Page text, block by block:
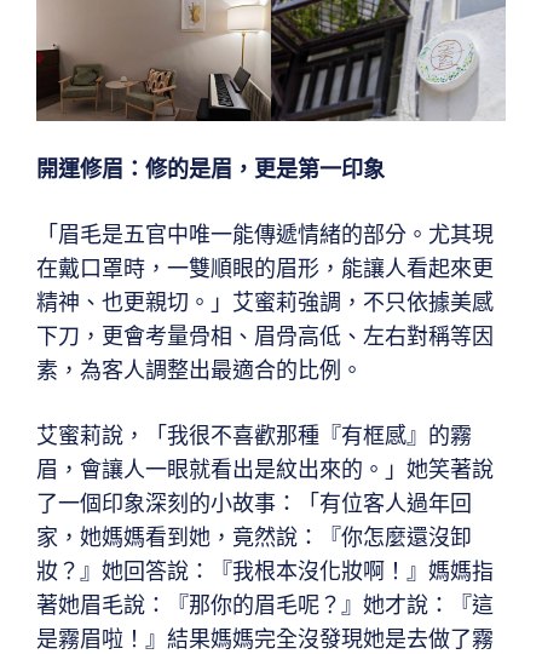
開運修眉：修的是眉，更是第一印象
「眉毛是五官中唯一能傳遞情緒的部分。尤其現
在戴口罩時，一雙順眼的眉形，能讓人看起來更
精神、也更親切。」艾蜜莉強調，不只依據美感
下刀，更會考量骨相、眉骨高低、左右對稱等因
素，為客人調整出最適合的比例。
艾蜜莉說，「我很不喜歡那種『有框感』的霧
眉，會讓人一眼就看出是紋出來的。」她笑著說
了一個印象深刻的小故事：「有位客人過年回
家，她媽媽看到她，竟然說：『你怎麼還沒卸
妝？』她回答說：『我根本沒化妝啊！』媽媽指
著她眉毛說：『那你的眉毛呢？』她才說：『這
是霧眉啦！』結果媽媽完全沒發現她是去做了霧